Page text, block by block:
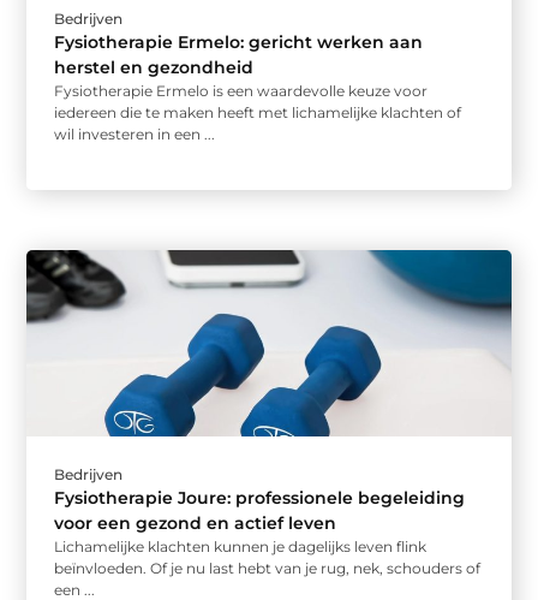
Bedrijven
Fysiotherapie Ermelo: gericht werken aan
herstel en gezondheid
Fysiotherapie Ermelo is een waardevolle keuze voor
iedereen die te maken heeft met lichamelijke klachten of
wil investeren in een ...
Bedrijven
Fysiotherapie Joure: professionele begeleiding
voor een gezond en actief leven
Lichamelijke klachten kunnen je dagelijks leven flink
beïnvloeden. Of je nu last hebt van je rug, nek, schouders of
een ...